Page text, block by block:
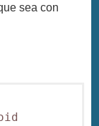
sea con